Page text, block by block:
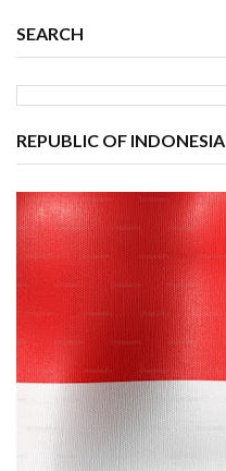
SEARCH
REPUBLIC OF INDONESIA